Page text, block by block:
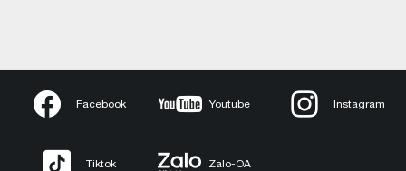
Facebook Youtube Instagram
Tiktok Zalo-OA